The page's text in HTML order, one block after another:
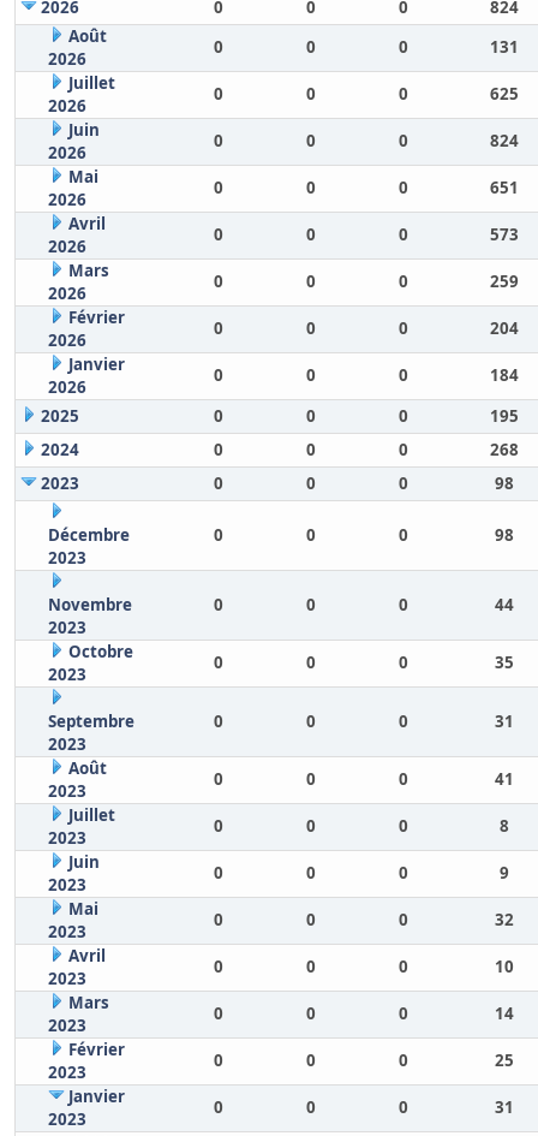
2026 0 0 0
824
Août
2026
0 0 0
131
Juillet
2026
0 0 0
625
Juin
2026
0 0 0
824
Mai
2026
0 0 0
651
Avril
2026
0 0 0
573
Mars
2026
0 0 0
259
Février
2026
0 0 0
204
Janvier
2026
0 0 0
184
2025
0 0 0
195
2024
0 0 0
268
2023
0 0 0 98
Décembre
2023
0 0 0 98
Novembre
2023
0 0 0 44
Octobre
2023
0 0 0 35
Septembre
2023
0 0 0 31
Août
2023
0 0 0
41
Juillet
2023
0 0 0
8
Juin
2023
0 0 0
9
Mai
2023
0 0 0
32
Avril
2023
0 0 0
10
Mars
2023
0 0 0
14
Février
2023
0 0 0
25
Janvier
2023
0 0 0
31